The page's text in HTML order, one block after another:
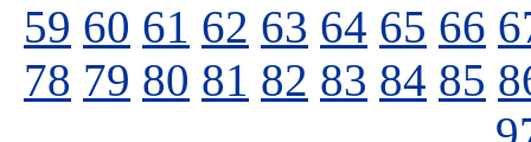
59 60 61 62 63 64 65 66
78 79 80 81 82 83 84 85